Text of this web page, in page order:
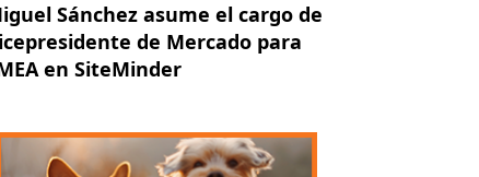
Sánchez asume el cargo de
de Mercado para
en SiteMinder